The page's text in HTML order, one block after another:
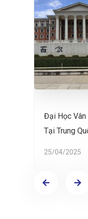
Đại Học
Tại Trung
25/04/2025